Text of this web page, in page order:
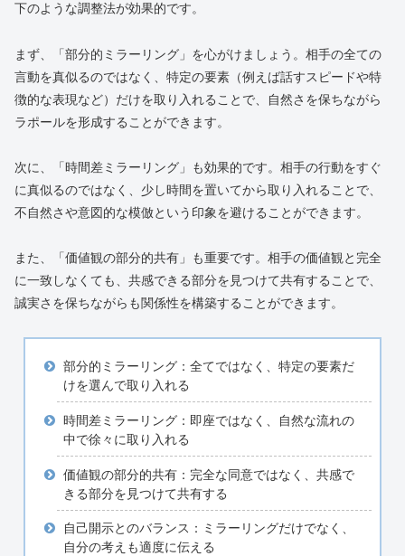
下のような調整法が効果的です。
まず、「部分的ミラーリング」を心がけましょう。相手の全ての
言動を真似るのではなく、特定の要素（例えば話すスピードや特
徴的な表現など）だけを取り入れることで、自然さを保ちながら
ラポールを形成することができます。
次に、「時間差ミラーリング」も効果的です。相手の行動をすぐ
に真似るのではなく、少し時間を置いてから取り入れることで、
不自然さや意図的な模倣という印象を避けることができます。
また、「価値観の部分的共有」も重要です。相手の価値観と完全
に一致しなくても、共感できる部分を見つけて共有することで、
誠実さを保ちながらも関係性を構築することができます。
部分的ミラーリング：全てではなく、特定の要素だ
けを選んで取り入れる
時間差ミラーリング：即座ではなく、自然な流れの
中で徐々に取り入れる
価値観の部分的共有：完全な同意ではなく、共感で
きる部分を見つけて共有する
自己開示とのバランス：ミラーリングだけでなく、
自分の考えも適度に伝える